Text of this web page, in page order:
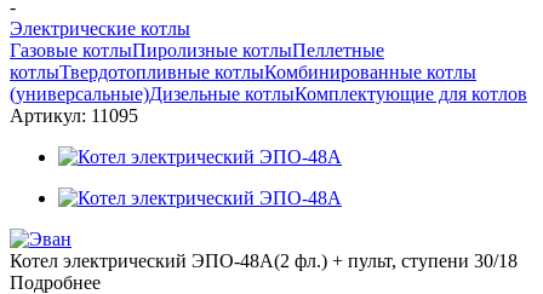
-
Электрические котлы
Газовые котлыПиролизные котлыПеллетные
котлыТвердотопливные котлыКомбинированные котлы
(универсальные)Дизельные котлыКомплектующие для котлов
Артикул: 11095
Котел электрический ЭПО-48А(2 фл.) + пульт, ступени 30/18
Подробнее